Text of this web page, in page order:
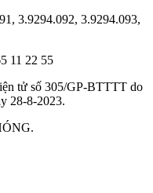
3.9294.092, 3.9294.093,
11 22 55
tử số 305/GP-BTTTT do
28-8-2023.